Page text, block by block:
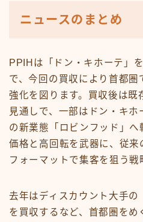
ニュースのまとめ
PPIHは「ドン・キホーテ」
で、今回の買収により首都
強化を図ります。買収後は既
見通しで、一部はドン・キ
の新業態「ロビンフッド」
価格と高回転を武器に、従
フォーマットで集客を狙う戦
去年はディスカウント大手の
を買収するなど、首都圏を